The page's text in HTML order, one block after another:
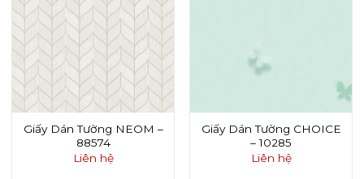
Giấy Dán Tường NEOM –
88574
Liên hệ
Giấy Dán Tường CHOICE
– 10285
Liên hệ